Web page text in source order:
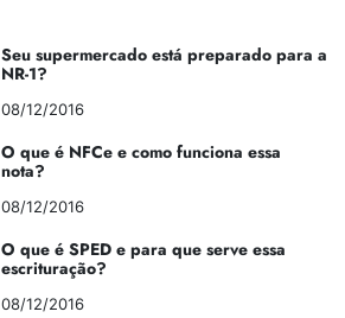
Seu supermercado está preparado para a
NR-1?
08/12/2016
O que é NFCe e como funciona essa
nota?
08/12/2016
O que é SPED e para que serve essa
escrituração?
08/12/2016